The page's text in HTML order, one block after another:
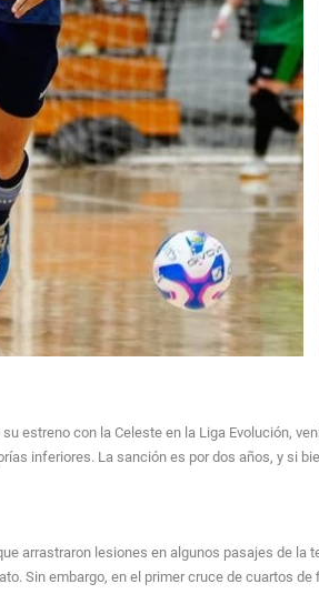
estreno con la Celeste en la Liga Evolución,
inferiores. La sanción es por dos años, y si
arrastraron lesiones en algunos pasajes de la
Sin embargo, en el primer cruce de cuartos